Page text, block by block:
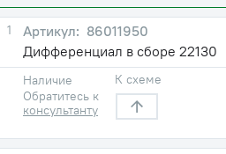
1
86011950
Дифференциал в сборе 22130
Наличие
Обратитесь к
консультанту
К схеме